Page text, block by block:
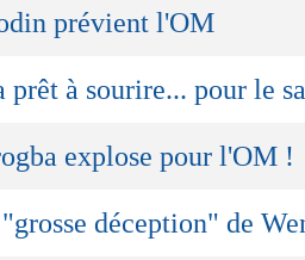
prévient l'OM
prêt à sourire... pour le
explose pour l'OM !
déception" de